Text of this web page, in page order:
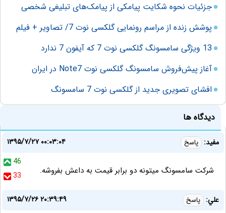
جزئیات نحوه شکایت پیامکی از پیامک‌‌های تبلیغی شخصی
پوشش زنده از مراسم رونمایی گلکسی نوت 7/ تصاویر + فیلم
13 ویژگی سامسونگ گلکسی نوت 7 که آیفون 7 ندارد
آغاز پیش‌فروش سامسونگ گلکسی نوت Note7 در ایران
افشای تصویری جدید از گلکسی نوت 7 سامسونگ
دیدگاه ها
مفید: پاسخ
۱۳۹۵/۷/۲۷ ۰۰:۰۳:۰۴
46
33
شرکت سامسونگ میتونه دو برابر قیمت به داعش بفروشه.
علي: پاسخ
۱۳۹۵/۷/۲۶ ۲۰:۳۹:۴۹